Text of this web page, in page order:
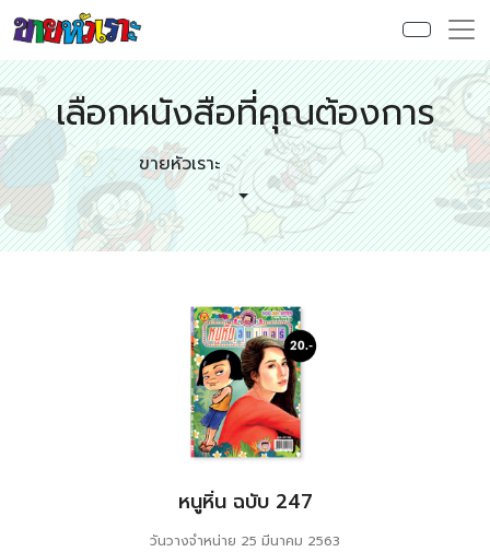
เลือกหนังสือที่คุณต้องการ
ขายหัวเราะ
หนูหิ่น ฉบับ 247
วันวางจำหน่าย 25 มีนาคม 2563